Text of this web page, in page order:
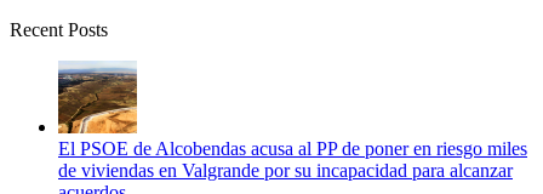
Recent Posts
El PSOE de Alcobendas acusa al PP de poner en riesgo miles
de viviendas en Valgrande por su incapacidad para alcanzar